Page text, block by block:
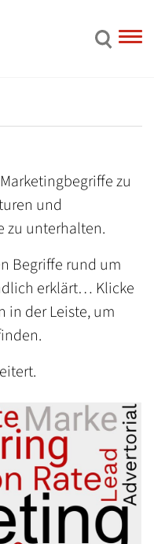
zu
und
zu unterhalten.
Begriffe rund um
erklärt… Klicke
in der Leiste, um